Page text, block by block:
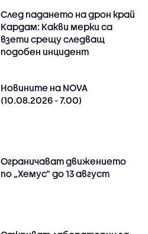
След падането на дрон край
Кардам: Какви мерки са
взети срещу следващ
подобен инцидент
Новините на NOVA
(10.08.2026 - 7.00)
Ограничават движението
по „Хемус“ до 13 август